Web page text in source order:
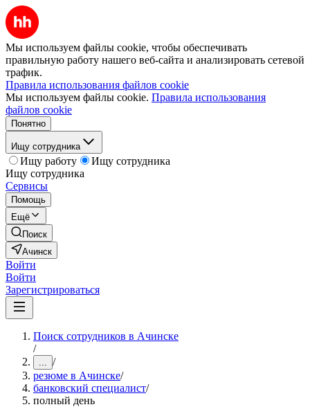
Мы используем файлы cookie, чтобы обеспечивать
правильную работу нашего веб-сайта и анализировать сетевой
трафик.
Правила использования файлов cookie
Мы используем файлы cookie. Правила использования
файлов cookie
Понятно
Ищу сотрудника
Ищу работу
Ищу сотрудника
Ищу сотрудника
Сервисы
Помощь
Ещё
Поиск
Ачинск
Войти
Войти
Зарегистрироваться
Поиск сотрудников в Ачинске
/
... /
резюме в Ачинске/
банковский специалист/
полный день